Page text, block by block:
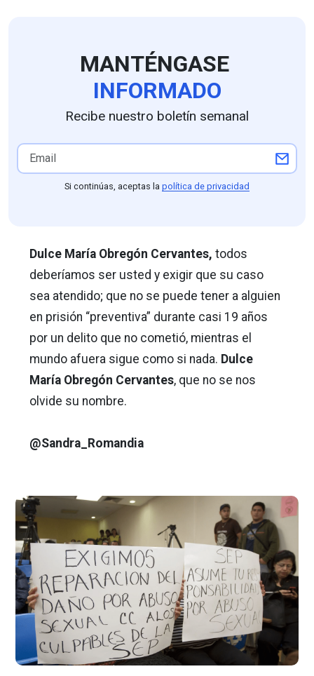
MANTÉNGASE
INFORMADO
Recibe nuestro boletín semanal
Si continúas, aceptas la política de privacidad
Dulce María Obregón Cervantes, todos
deberíamos ser usted y exigir que su caso
sea atendido; que no se puede tener a alguien
en prisión “preventiva” durante casi 19 años
por un delito que no cometió, mientras el
mundo afuera sigue como si nada. Dulce
María Obregón Cervantes, que no se nos
olvide su nombre.
@Sandra_Romandia